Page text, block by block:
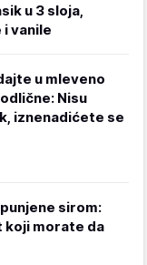
u 3 sloja,
vanile
u mleveno
Nisu
iznenadićete se
sirom:
koji morate da